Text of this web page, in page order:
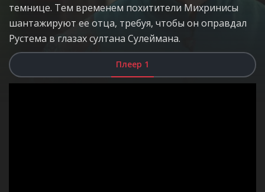
темнице. Тем временем похитители Михринисы
шантажируют ее отца, требуя, чтобы он оправдал
Рустема в глазах султана Сулеймана.
Плеер 1